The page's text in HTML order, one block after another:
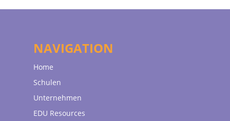
NAVIGATION
Home
Schulen
Unternehmen
EDU Resources